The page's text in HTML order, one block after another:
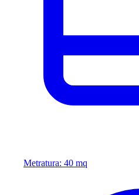
Metratura: 40 mq